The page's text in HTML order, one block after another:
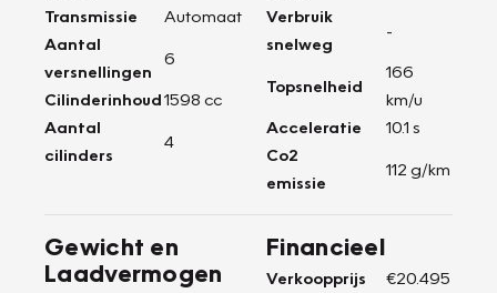
Transmissie
Automaat
Aantal
versnellingen
6
Cilinderinhoud1598 cc
Aantal
cilinders
4
Verbruik
snelweg
-
Topsnelheid
166
km/u
Acceleratie
10.1 s
Co2
emissie
112 g/km
Gewicht en
Laadvermogen
Financieel
Verkoopprijs
€20.495